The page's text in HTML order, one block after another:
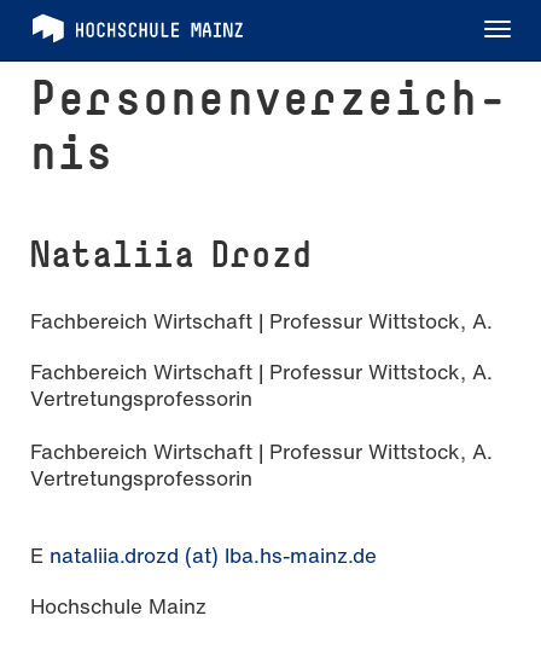
Per­so­nen­ver­zeich­
nis
Nataliia Drozd
Fachbereich Wirtschaft | Professur Wittstock, A.
Fachbereich Wirtschaft | Professur Wittstock, A.
Vertretungsprofessorin
Fachbereich Wirtschaft | Professur Wittstock, A.
Vertretungsprofessorin
E nataliia.drozd (at) lba.hs-mainz.de
Hochschule Mainz